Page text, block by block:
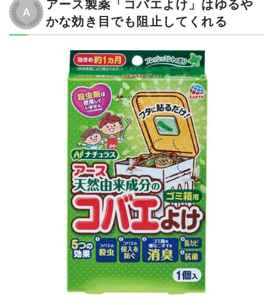
かな効き目でも阻止してくれる